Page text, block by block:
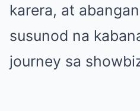
karera, at
susunod na
journey sa